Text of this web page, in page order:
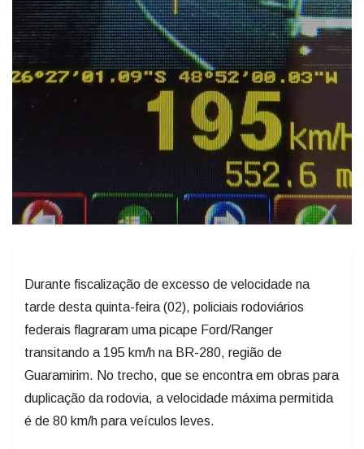
Durante fiscalização de excesso de velocidade na
tarde desta quinta-feira (02), policiais rodoviários
federais flagraram uma picape Ford/Ranger
transitando a 195 km/h na BR-280, região de
Guaramirim. No trecho, que se encontra em obras para
duplicação da rodovia, a velocidade máxima permitida
é de 80 km/h para veículos leves.